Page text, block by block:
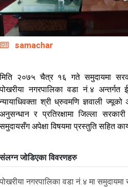
samachar
मिति २०७५ चैत्र १६ गते समुदायमा
पोखरीया नगरपालिका वडा नं.४ अन्तर्गत
न्यायाधिवक्ता श्री ध्रुवमणि ज्ञवाली ज्यूको
अनुसन्धान र प्रतिरक्षामा जिल्ला
समुदायसँग अपेक्षा विषयमाप्रस्तुति सहित
संलग्न जोडिएका विवरणहरु
पोखरीया नगरपालिका वडा नं.४ मा